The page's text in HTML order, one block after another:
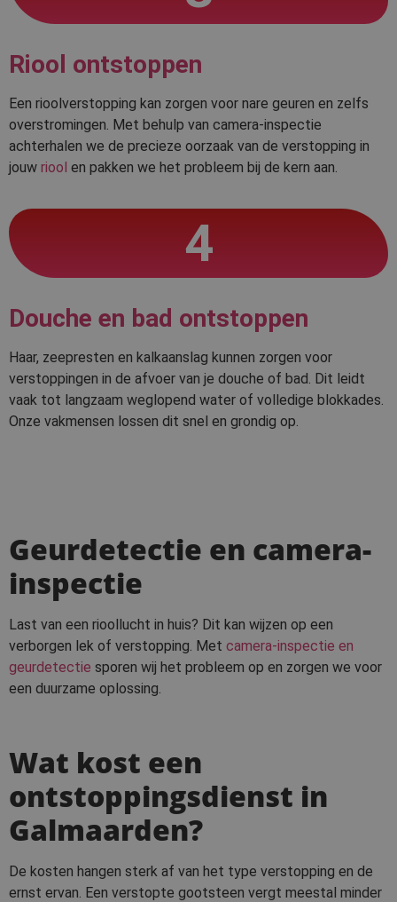
Riool ontstoppen
Een rioolverstopping kan zorgen voor nare geuren en zelfs
overstromingen. Met behulp van camera-inspectie
achterhalen we de precieze oorzaak van de verstopping in
jouw riool en pakken we het probleem bij de kern aan.
4
Douche en bad ontstoppen
Haar, zeepresten en kalkaanslag kunnen zorgen voor
verstoppingen in de afvoer van je douche of bad. Dit leidt
vaak tot langzaam weglopend water of volledige blokkades.
Onze vakmensen lossen dit snel en grondig op.
Geurdetectie en camera-
inspectie
Last van een rioollucht in huis? Dit kan wijzen op een
verborgen lek of verstopping. Met camera-inspectie en
geurdetectie sporen wij het probleem op en zorgen we voor
een duurzame oplossing.
Wat kost een
ontstoppingsdienst in
Galmaarden?
De kosten hangen sterk af van het type verstopping en de
ernst ervan. Een verstopte gootsteen vergt meestal minder